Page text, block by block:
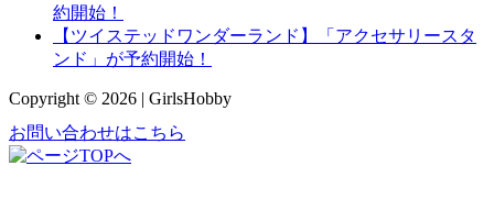
約開始！
【ツイステッドワンダーランド】「アクセサリースタ
ンド」が予約開始！
Copyright © 2026 | GirlsHobby
お問い合わせはこちら